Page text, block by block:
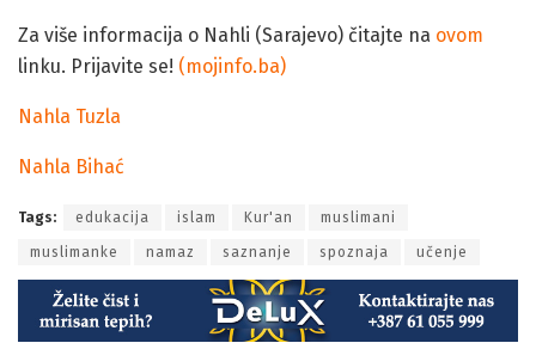
Za više informacija o Nahli (Sarajevo) čitajte na ovom
linku. Prijavite se! (mojinfo.ba)
Nahla Tuzla
Nahla Bihać
Tags: edukacija islam Kur'an muslimani
muslimanke namaz saznanje spoznaja učenje